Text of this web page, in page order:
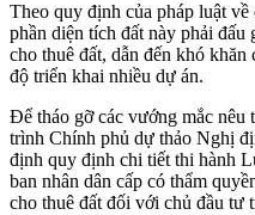
Theo quy định của pháp luật
phần diện tích đất này phải đấu
cho thuê đất, dẫn đến khó
độ triển khai nhiều dự án.
Để tháo gỡ các vướng mắc
trình Chính phủ dự thảo Nghị
định quy định chi tiết thi hành
ban nhân dân cấp có thẩm
cho thuê đất đối với chủ đầu tư